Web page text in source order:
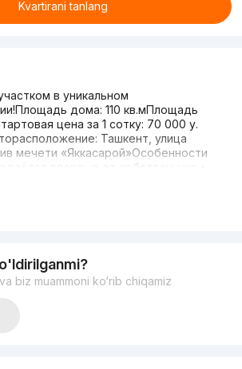
Kvartirani tanlang
в уникальном
дома: 110 кв.мПлощадь
цена за 1 сотку: 70 000 у.
Ташкент, улица
мечети «Яккасарой»Особенности
впервые от собственника.•
подвал; растут крупные
ореха.• Идеально подходит для
+998 90 812 91 77Juliya: +998 94
biz muammoni ko‘rib chiqamiz